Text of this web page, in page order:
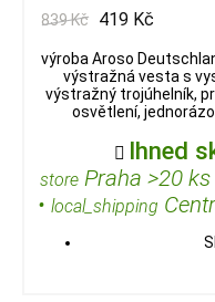
839 Kč 419 Kč
výroba Aroso
výstražná vesta s
výstražný trojúhelník,
osvětlení,
 Ihned
storePraha >20 ks
• local_shipping